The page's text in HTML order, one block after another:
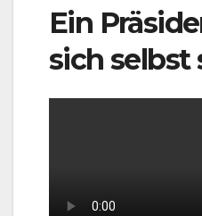
Ein
sich selbst